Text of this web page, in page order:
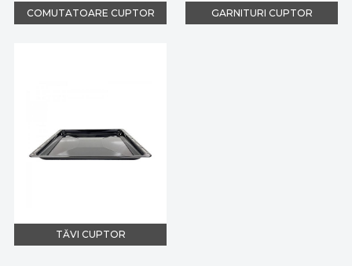
COMUTATOARE CUPTOR GARNITURI CUPTOR
TĂVI CUPTOR